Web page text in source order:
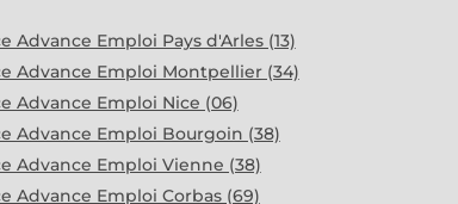
Advance Emploi Pays d'Arles (13)
Advance Emploi Montpellier (34)
Advance Emploi Nice (06)
Advance Emploi Bourgoin (38)
Advance Emploi Vienne (38)
Advance Emploi Corbas (69)